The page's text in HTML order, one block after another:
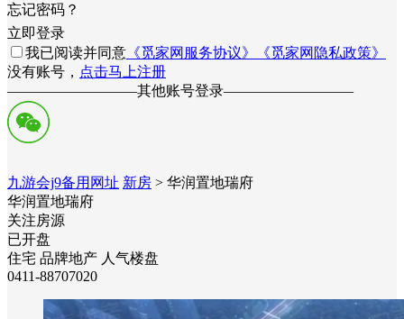
忘记密码？
立即登录
我已阅读并同意 《觅家网服务协议》
《觅家网隐私政策》
没有账号， 点击马上注册
—————————其他账号登录—————————
九游会j9备用网址 新房 > 华润置地瑞府
华润置地瑞府
关注房源
已开盘
住宅 品牌地产 人气楼盘
0411-88707020